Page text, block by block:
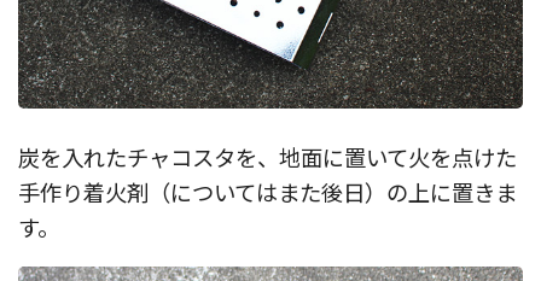
炭を入れたチャコスタを、地面に置いて火を点けた
手作り着火剤（についてはまた後日）の上に置きま
す。